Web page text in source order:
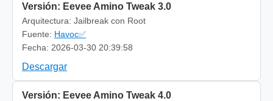
Versión: Eevee Amino Tweak 3.0
Arquitectura: Jailbreak con Root
Fuente: Havoc✅
Fecha: 2026-03-30 20:39:58
Descargar
Versión: Eevee Amino Tweak 4.0